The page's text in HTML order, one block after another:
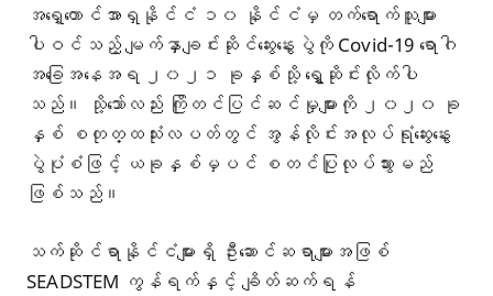
အရှေ့တောင်အာရှနိုင်ငံ ၁၀ နိုင်ငံမှ တက်ရောက်သူများ
ပါဝင်သည့် မျက်နှာချင်းဆိုင်ဆွေးနွေးပွဲကို Covid-19 ရောဂါ
အခြေအနေအရ ၂၀၂၁ ခုနှစ်သို့ ရွှေ့ဆိုင်းလိုက်ပါ
သည်။ သို့သော်လည်း ကြိုတင်ပြင်ဆင်မှုများကို ၂၀၂၀ ခု
နှစ် စတုတ္ထသုံးလပတ်တွင် အွန်လိုင်းအလုပ်ရုံဆွေးနွေး
ပွဲပုံစံဖြင့် ယခုနှစ်မှပင် စတင်ပြုလုပ်သွားမည်
ဖြစ်သည်။
သက်ဆိုင်ရာနိုင်ငံများရှိ ဦးဆောင်ဆရာများအဖြစ်
SEADSTEM ကွန်ရက်နှင့် ချိတ်ဆက်ရန်